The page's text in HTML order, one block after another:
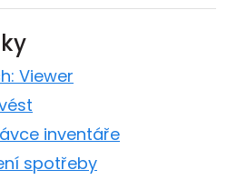
Viewer
inventáře
spotřeby